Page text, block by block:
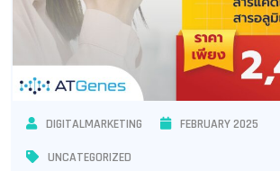
DIGITALMARKETING FEBRUARY 2025
UNCATEGORIZED